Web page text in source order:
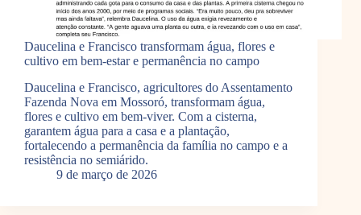
Daucelina e Francisco transformam água, flores e
cultivo em bem-estar e permanência no campo
Daucelina e Francisco, agricultores do Assentamento
Fazenda Nova em Mossoró, transformam água,
flores e cultivo em bem-viver. Com a cisterna,
garantem água para a casa e a plantação,
fortalecendo a permanência da família no campo e a
resistência no semiárido.
9 de março de 2026